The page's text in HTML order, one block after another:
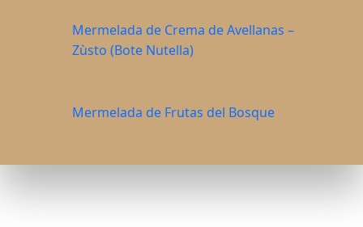
Mermelada de Crema de Avellanas –
Zùsto (Bote Nutella)
Mermelada de Frutas del Bosque